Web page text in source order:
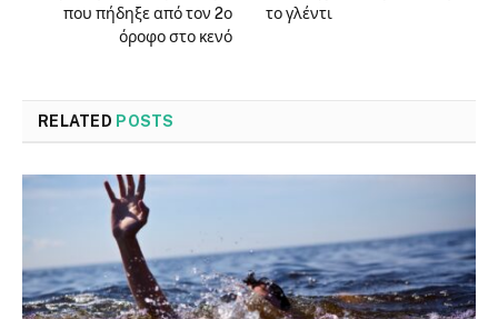
που πήδηξε από τον 2ο
όροφο στο κενό
το γλέντι
RELATED POSTS